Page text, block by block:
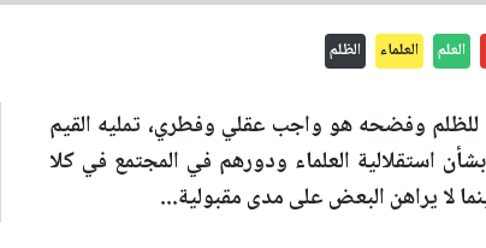
العلم العلماء الظلم
للظلم وفضحه هو واجب عقلي وفطري، تمليه القيم
استقلالية العلماء ودورهم في المجتمع في كلا
لا يراهن البعض على مدى مقبولية...